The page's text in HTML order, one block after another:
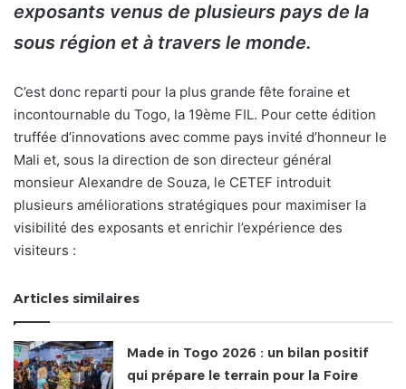
exposants venus de plusieurs pays de la
sous région et à travers le monde.
C’est donc reparti pour la plus grande fête foraine et
incontournable du Togo, la 19ème FIL. Pour cette édition
truffée d’innovations avec comme pays invité d’honneur le
Mali et, sous la direction de son directeur général
monsieur Alexandre de Souza, le CETEF introduit
plusieurs améliorations stratégiques pour maximiser la
visibilité des exposants et enrichir l’expérience des
visiteurs :
Articles similaires
Made in Togo 2026 : un bilan positif
qui prépare le terrain pour la Foire